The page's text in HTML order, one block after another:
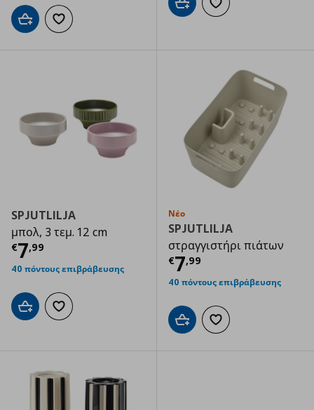
Προσθήκη στο καλάθι
Προσθήκη στα αγαπημένα
Προσθήκη στο καλάθι
Προσθήκη στα
SPJUTLILJA
μπολ, 3 τεμ. 12 cm
€7,99
Τρέχουσα τιμή € 7,99
40 πόντους επιβράβευσης
Προσθήκη στο καλάθι
Προσθήκη στα αγαπημένα
Νέο
SPJUTLILJA
στραγγιστήρι πιάτων
€7,99
Τρέχουσα
40 πόντους επιβράβευσης
Προσθήκη στο καλάθι
Προσθήκη στα